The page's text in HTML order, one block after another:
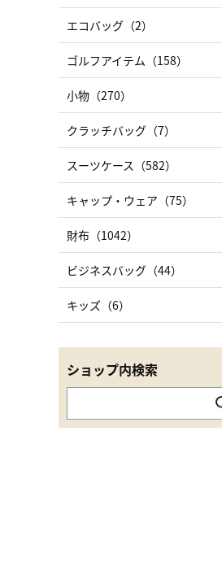
エコバッグ（2）
ゴルフアイテム（158）
小物（270）
クラッチバッグ（7）
スーツケース（582）
キャップ・ウェア（75）
財布（1042）
ビジネスバッグ（44）
キッズ（6）
ショップ内検索